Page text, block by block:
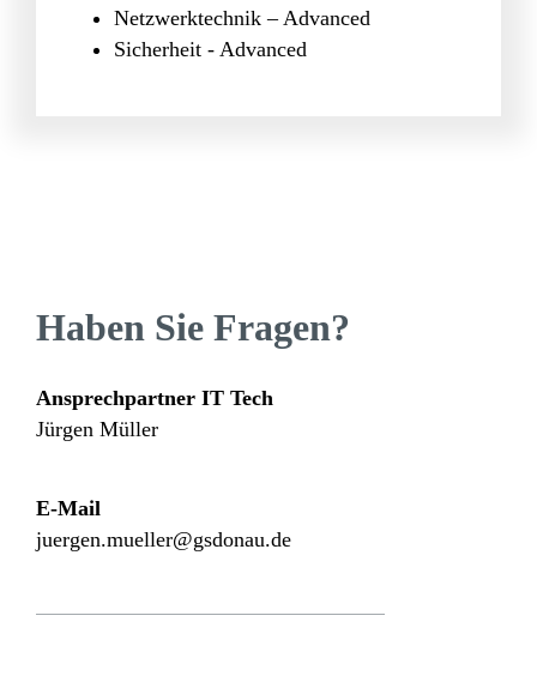
Netz­werk­technik – Advanced
Sicher­heit - Advanced
Haben Sie Fragen?
Ansprech­partner IT Tech
Jürgen Müller
E-Mail
juergen.mueller@gsdonau.de